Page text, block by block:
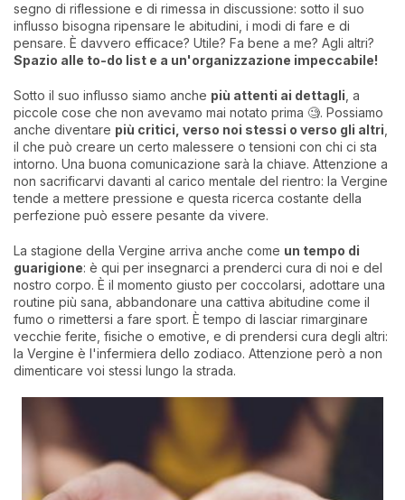
segno di riflessione e di rimessa in discussione: sotto il suo
influsso bisogna ripensare le abitudini, i modi di fare e di
pensare. È davvero efficace? Utile? Fa bene a me? Agli altri?
Spazio alle to-do list e a un'organizzazione impeccabile!
Sotto il suo influsso siamo anche più attenti ai dettagli , a
piccole cose che non avevamo mai notato prima 🧐. Possiamo
anche diventare più critici, verso noi stessi o verso gli altri
il che può creare un certo malessere o tensioni con chi ci sta
intorno. Una buona comunicazione sarà la chiave. Attenzione a
non sacrificarvi davanti al carico mentale del rientro: la Vergine
tende a mettere pressione e questa ricerca costante della
perfezione può essere pesante da vivere.
La stagione della Vergine arriva anche come un tempo di
guarigione: è qui per insegnarci a prenderci cura di noi e del
nostro corpo. È il momento giusto per coccolarsi, adottare una
routine più sana, abbandonare una cattiva abitudine come il
fumo o rimettersi a fare sport. È tempo di lasciar rimarginare
vecchie ferite, fisiche o emotive, e di prendersi cura degli altri:
la Vergine è l'infermiera dello zodiaco. Attenzione però a non
dimenticare voi stessi lungo la strada.